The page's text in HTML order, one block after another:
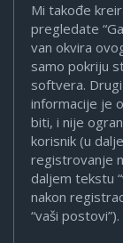
Mi takođe
pregledate
van okvira
samo pokriju
softvera.
informacije je
biti, i nije
korisnik (u
registrovanje
daljem tekstu
nakon
“vaši postovi”).